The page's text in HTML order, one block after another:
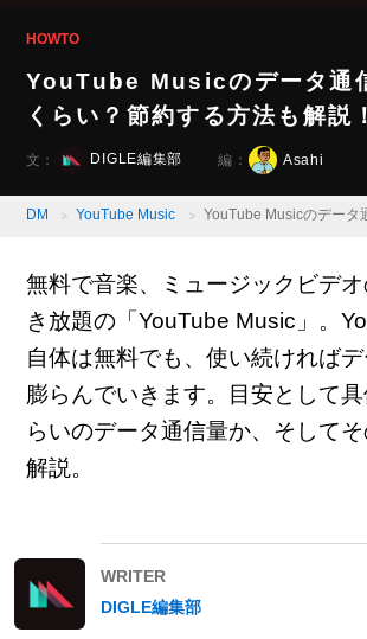
HOWTO
YouTube Musicのデータ通
くらい？節約する方法も解説！
文： DIGLE編集部 編： Asahi
DM YouTube Music YouTube Musicのデータ
無料で音楽、ミュージックビデ
き放題の「YouTube Music」。
自体は無料でも、使い続ければ
膨らんでいきます。目安として具
らいのデータ通信量か、そして
解説。
WRITER
DIGLE編集部